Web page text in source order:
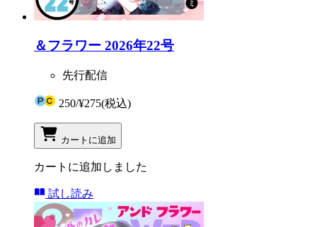
＆フラワー 2026年22号
先行配信
250/¥275(税込)
カートに追加
カートに追加しました
試し読み